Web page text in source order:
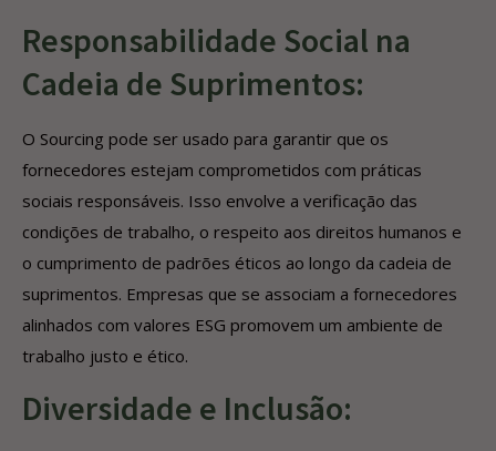
Responsabilidade Social na
Cadeia de Suprimentos:
O Sourcing pode ser usado para garantir que os
fornecedores estejam comprometidos com práticas
sociais responsáveis. Isso envolve a verificação das
condições de trabalho, o respeito aos direitos humanos e
o cumprimento de padrões éticos ao longo da cadeia de
suprimentos. Empresas que se associam a fornecedores
alinhados com valores ESG promovem um ambiente de
trabalho justo e ético.
Diversidade e Inclusão: